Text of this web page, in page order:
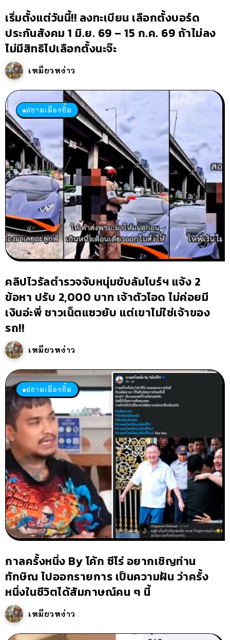
เริ่มตั้งแต่วันนี้!! ลงทะเบียน เลือกตั้งบอร์ด
ประกันสังคม 1 มิ.ย. 69 – 15 ก.ค. 69 ถ้าไม่ลง
ไม่มีสิทธิไปเลือกตั้งนะจ๊ะ
เหมียวหง่าว
สยามเมืองยิ้ม
คลิปไวรัลตำรวจจับหนุ่มขับลัมโบร์ฯ แจ้ง 2
ข้อหา ปรับ 2,000 บาท เจ้าตัวโอด ไม่ค่อยมี
เงินอ่ะพี่ ชาวเน็ตแซวยับ แต่เขาไม่ใช่เจ้าของ
รถ!!
เหมียวหง่าว
สยามเมืองยิ้ม
กาลครั้งหนึ่ง By โค้ก ซีโร่ อยากเชิญท่าน
ทักษิณ ไปออกรายการ เป็นความฝัน ว่าครั้ง
หนึ่งในชีวิตได้สัมภาษณ์คน ๆ นี้
เหมียวหง่าว